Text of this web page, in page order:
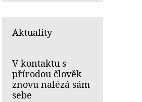
Aktuality
V kontaktu s
přírodou člověk
znovu nalézá sám
sebe